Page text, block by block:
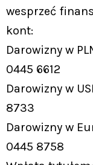
wesprzeć
kont:
Darowizny w
0445 6612
Darowizny w
8733
Darowizny w
0445 8758